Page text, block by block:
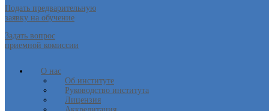
Подать предварительную
заявку на обучение
Задать вопрос
приемной комиссии
О нас
Об институте
Руководство института
Лицензия